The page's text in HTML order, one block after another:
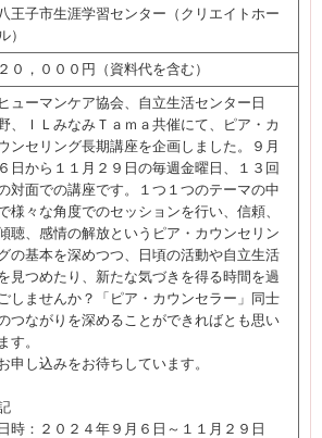
王子市生涯学習センター（クリエイトホー
）
２０，０００円（資料代を含む）
ヒューマンケア協会、自立生活センター日
、ＩＬみなみＴａｍａ共催にて、ピア・カ
ンセリング長期講座を企画しました。９月
６日から１１月２９日の毎週金曜日、１３回
対面での講座です。１つ１つのテーマの中
様々な角度でのセッションを行い、信頼、
聴、感情の解放というピア・カウンセリン
の基本を深めつつ、日頃の活動や自立生活
見つめたり、新たな気づきを得る時間を過
しませんか？「ピア・カウンセラー」同士
つながりを深めることができればとも思い
ます。
申し込みをお待ちしています。
日時：２０２４年９月６日～１１月２９日